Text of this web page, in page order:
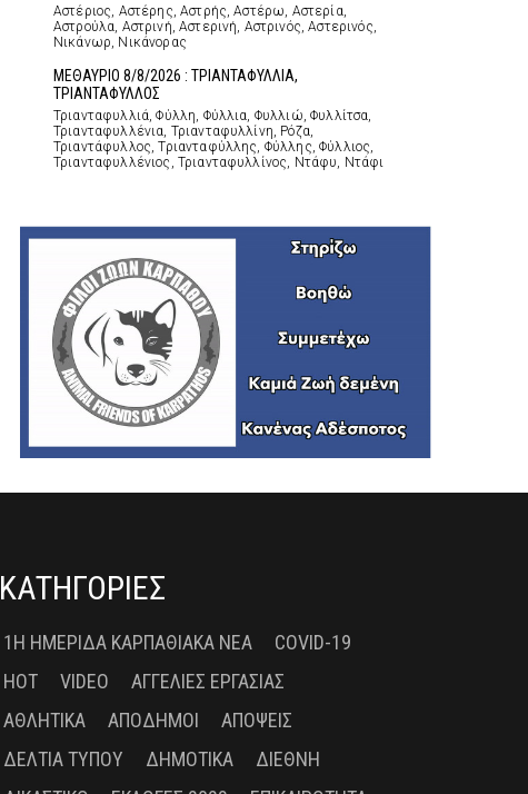
Αστέριος, Αστέρης, Αστρής, Αστέρω, Αστερία,
Αστρούλα, Αστρινή, Αστερινή, Αστρινός, Αστερινός,
Νικάνωρ, Νικάνορας
ΜΕΘΑΥΡΙΟ 8/8/2026 : ΤΡΙΑΝΤΑΦΥΛΛΙΑ,
ΤΡΙΑΝΤΑΦΥΛΛΟΣ
Τριανταφυλλιά, Φύλλη, Φύλλια, Φυλλιώ, Φυλλίτσα,
Τριανταφυλλένια, Τριανταφυλλίνη, Ρόζα,
Τριαντάφυλλος, Τριανταφύλλης, Φύλλης, Φύλλιος,
Τριανταφυλλένιος, Τριανταφυλλίνος, Ντάφυ, Ντάφι
ΚΑΤΗΓΟΡΙΕΣ
1Η ΗΜΕΡΊΔΑ ΚΑΡΠΑΘΙΑΚΆ ΝΈΑ
COVID-19
HOT
VIDEO
ΑΓΓΕΛΊΕΣ ΕΡΓΑΣΊΑΣ
ΑΘΛΗΤΙΚΆ
ΑΠΌΔΗΜΟΙ
ΑΠΌΨΕΙΣ
ΔΕΛΤΊΑ ΤΎΠΟΥ
ΔΗΜΟΤΙΚΆ
ΔΙΕΘΝΉ